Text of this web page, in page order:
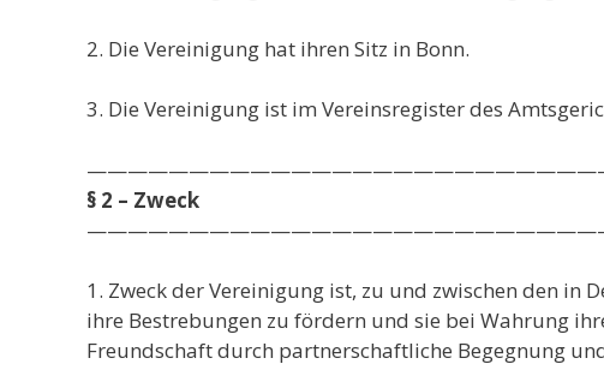
2. Die Vereinigung hat ihren Sitz in Bonn.
3. Die Vereinigung ist im Vereinsregister des
§ 2 – Zweck
1. Zweck der Vereinigung ist, zu und zwischen den in
ihre Bestrebungen zu fördern und sie bei Wahrung
Freundschaft durch partnerschaftliche Begegnung